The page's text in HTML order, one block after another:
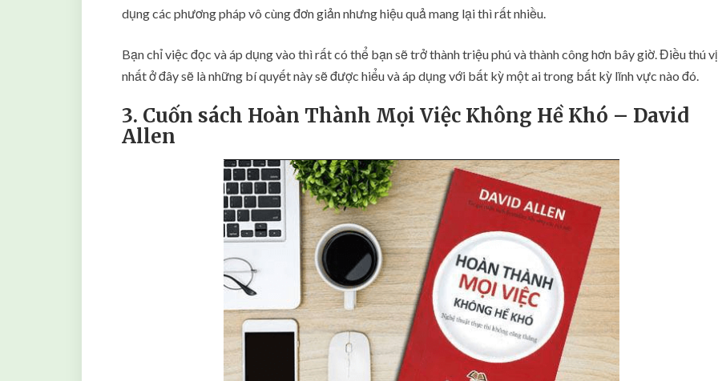
dụng các phương pháp vô cùng đơn giản nhưng hiệu quả mang lại thì rất nhiều.
Bạn chỉ việc đọc và áp dụng vào thì rất có thể bạn sẽ trở thành triệu phú và thành công hơn bây giờ. Điều thú vị
nhất ở đây sẽ là những bí quyết này sẽ được hiểu và áp dụng với bất kỳ một ai trong bất kỳ lĩnh vực nào đó.
3. Cuốn sách Hoàn Thành Mọi Việc Không Hề Khó – David
Allen